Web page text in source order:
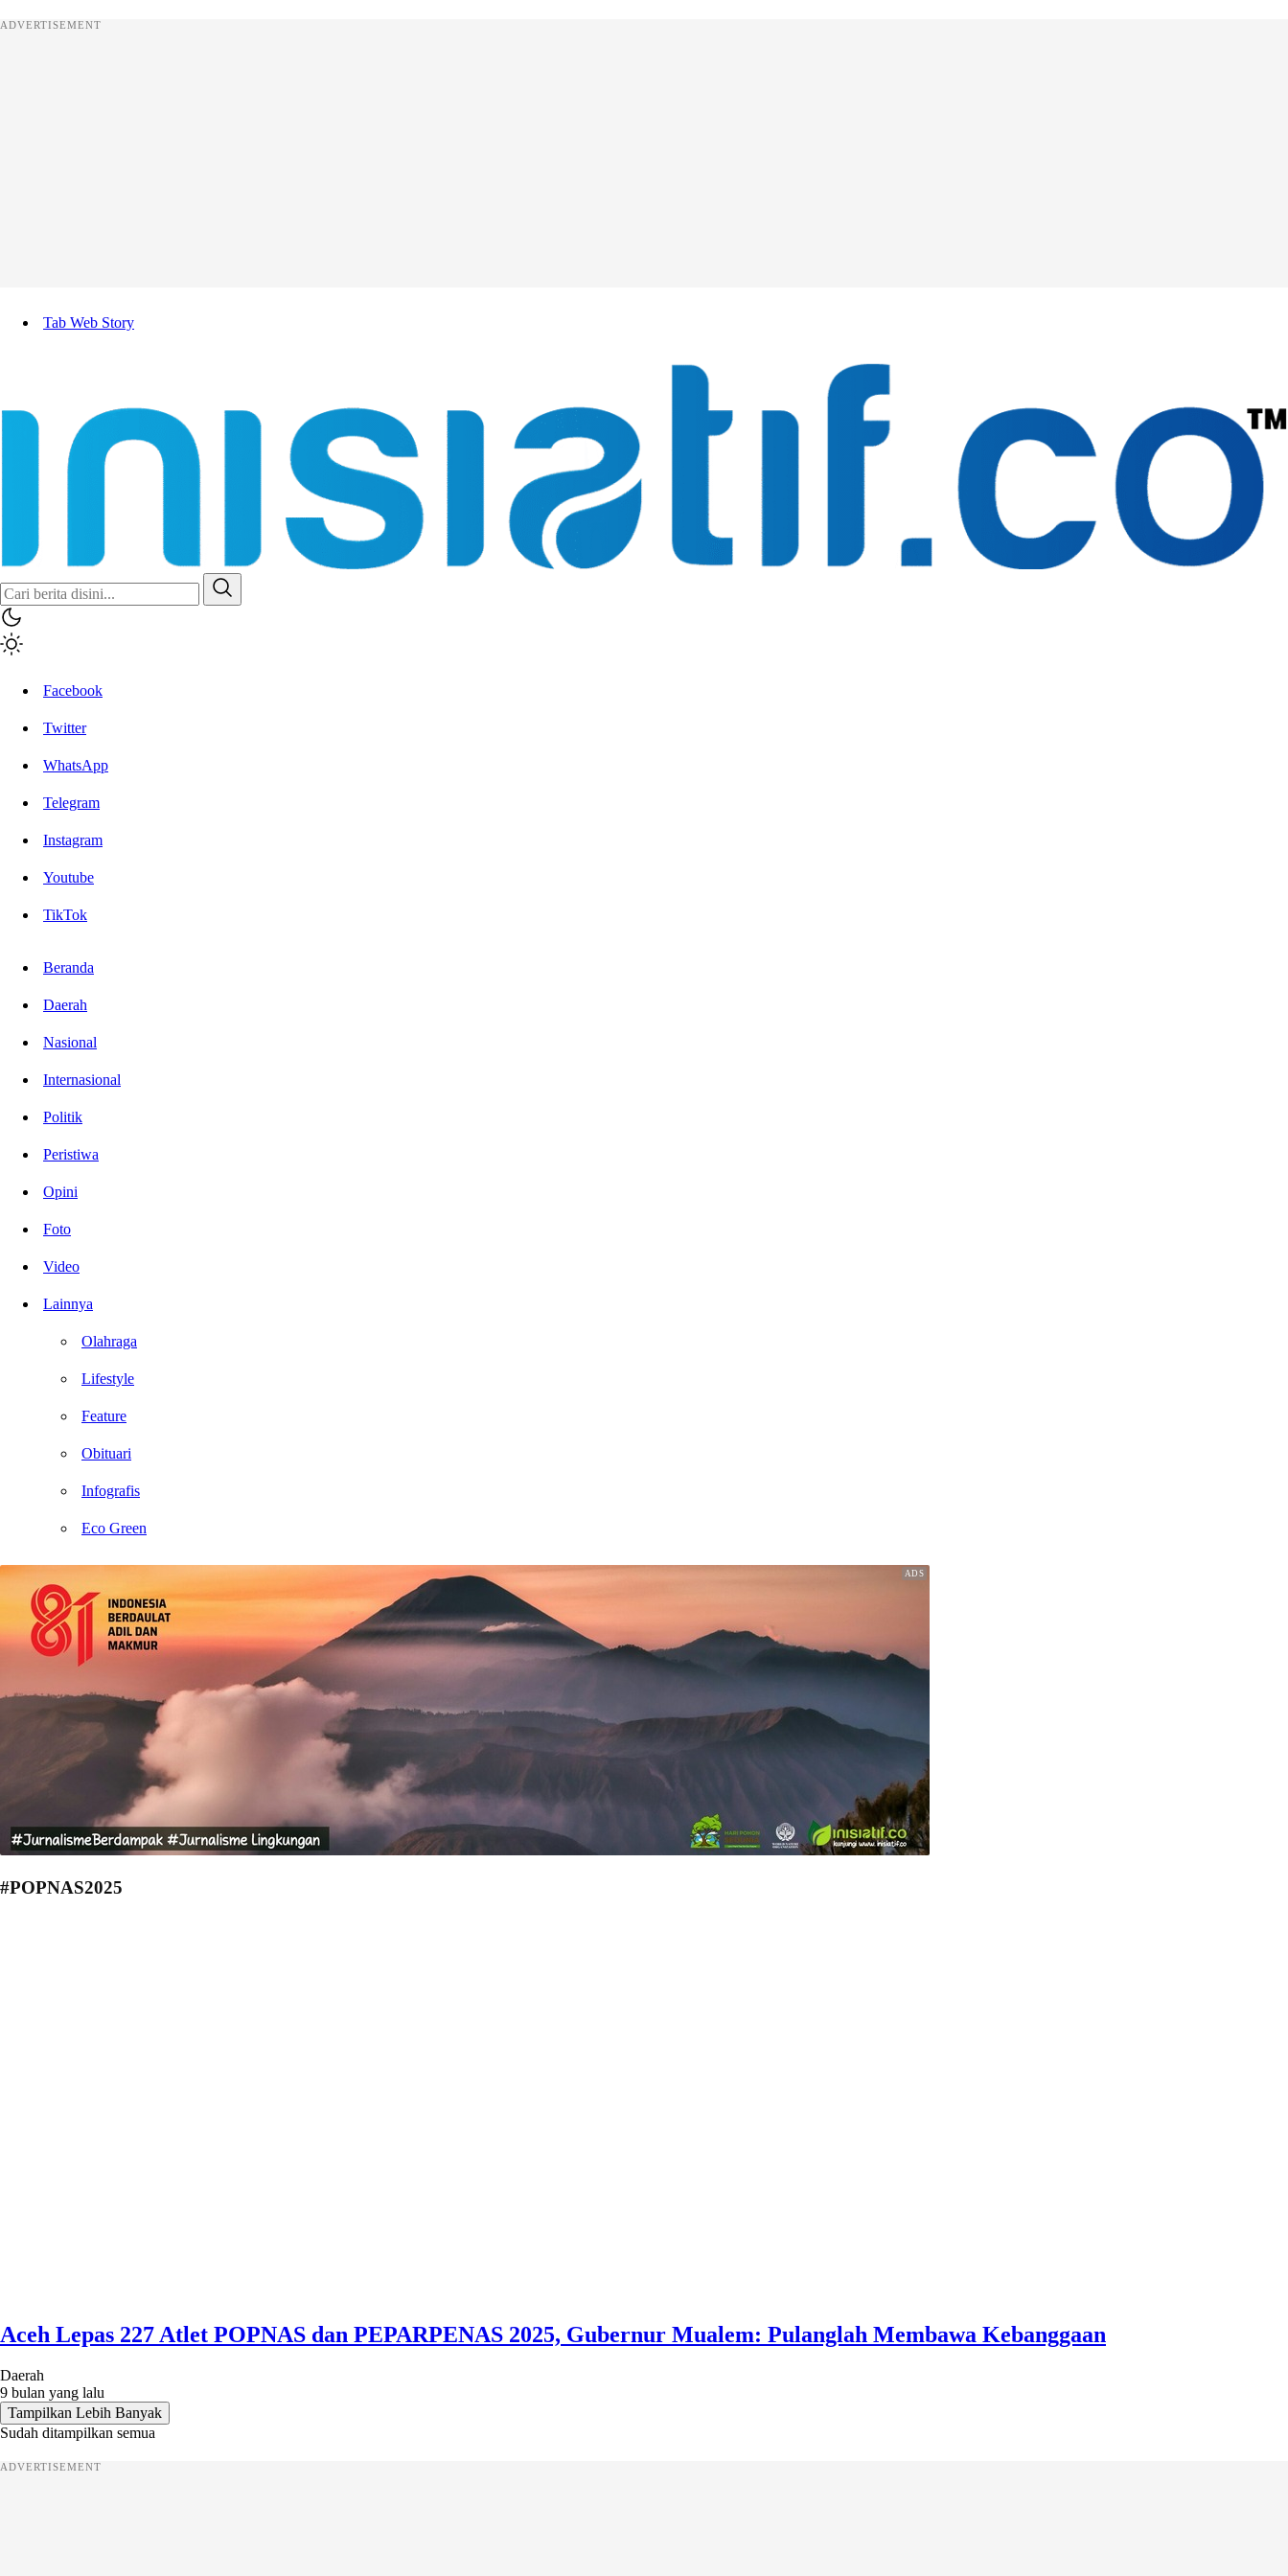
ADVERTISEMENT
Tab Web Story
Inisiatif.co
Stay Connected Stay Informed
Facebook
Twitter
WhatsApp
Telegram
Instagram
Youtube
TikTok
Beranda
Daerah
Nasional
Internasional
Politik
Peristiwa
Opini
Foto
Video
Lainnya
Olahraga
Lifestyle
Feature
Obituari
Infografis
Eco Green
#POPNAS2025
Aceh Lepas 227 Atlet POPNAS dan PEPARPENAS 2025, Gubernur Mualem: Pulanglah Membawa Kebanggaan
Daerah
9 bulan yang lalu
Tampilkan Lebih Banyak
Sudah ditampilkan semua
ADVERTISEMENT